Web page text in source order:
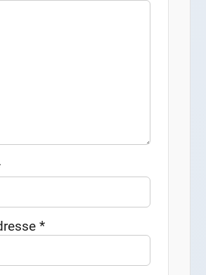
*